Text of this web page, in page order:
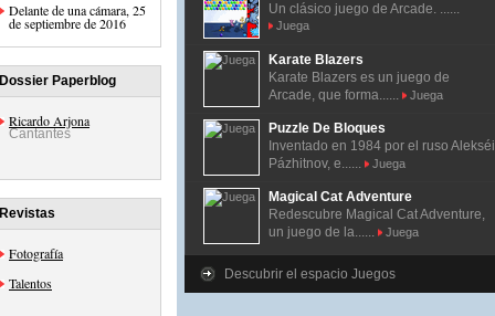
Delante de una cámara, 25
de septiembre de 2016
Dossier Paperblog
Ricardo Arjona
Cantantes
Revistas
Fotografía
Talentos
Un clásico juego de Arcade. ......
Juega
Karate Blazers
Karate Blazers es un juego de
Arcade, que forma......
Juega
Puzzle De Bloques
Inventado en 1984 por el ruso Alekséi
Pázhitnov, e......
Juega
Magical Cat Adventure
Redescubre Magical Cat Adventure,
un juego de la......
Juega
Descubrir el espacio Juegos